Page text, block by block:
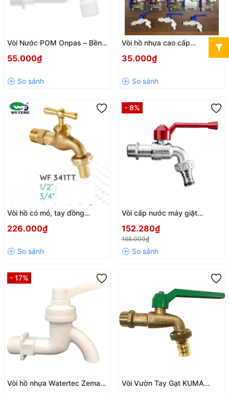
Vòi Nước POM Onpas – Bền
55.000₫
Vòi hồ nhựa cao cấp
35.000₫
Vòi hồ có mỏ, tay đồng
226.000₫
- 8%
Vòi cấp nước máy giặt
Chrome cao cấp, nhập khẩu
Thái Lan chính hãng
152.280₫
165.000₫
- 17%
Vòi hồ nhựa Watertec Zemart
Vòi Vườn Tay Gạt KUMA